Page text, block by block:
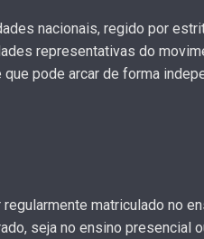
nacionais, regido por
representativas do
pode arcar de forma
matriculado no
seja no ensino presencial